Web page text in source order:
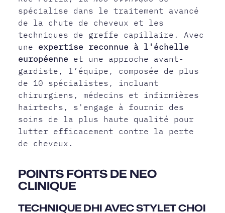
spécialise dans le traitement avancé
de la chute de cheveux et les
techniques de greffe capillaire. Avec
une expertise reconnue à l'échelle
européenne et une approche avant-
gardiste, l’équipe, composée de plus
de 10 spécialistes, incluant
chirurgiens, médecins et infirmières
hairtechs, s'engage à fournir des
soins de la plus haute qualité pour
lutter efficacement contre la perte
de cheveux.
POINTS FORTS DE NEO
CLINIQUE
TECHNIQUE DHI AVEC STYLET CHOI